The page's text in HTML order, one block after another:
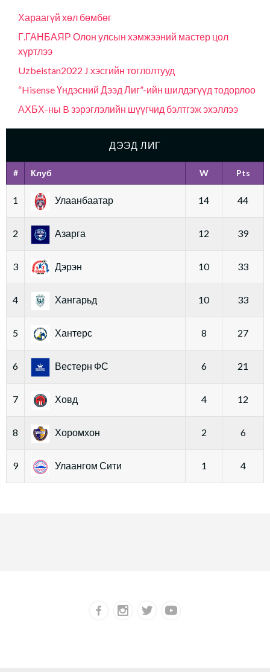
Хараагүй хөл бөмбөг
Г.ГАНБАЯР Олон улсын хэмжээний мастер цол
хүртлээ
Uzbeistan2022 J хэсгийн тоглолтууд
“Hisense Үндэсний Дээд Лиг”-ийн шилдэгүүд тодорлоо
АХБХ-ны B зэрэглэлийн шүүгчид бэлтгэж эхэллээ
ДЭЭД ЛИГ
# Клуб W Pts
1 Улаанбаатар 14 44
2 Азарга 12 39
3 Дэрэн 10 33
4 Хангарьд 10 33
5 Хантерс 8 27
6 Вестерн ФС 6 21
7 Ховд 4 12
8 Хоромхон 2 6
9 Улаангом Сити 1 4